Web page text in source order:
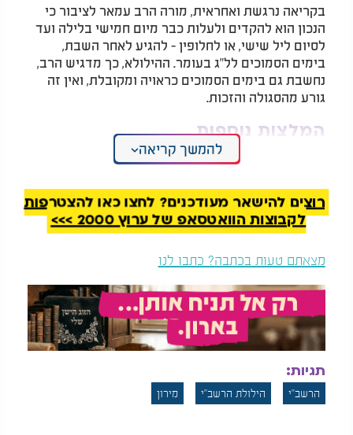
בקריאה נרגשת ואחראית, מורה הרב עמאר לציבור כי
הנכון הוא להקדים ולעלות כבר מיום חמישי בלילה ועד
לסיום ליל שישי, או לחלופין - להגיע לאחר השבת,
בימים הסמוכים לל"ג בעומר. ההילולא, כך מדגיש הרב,
נחשבת גם בימים הסמוכים כראויה ומקובלת, ואין זה
גורע מהסגולה והזכות.
המלצות נוספות
"בשלנו הסער הגדול
הזה" - ראש הישיבה
מזהיר: האחריות היא
על כתפינו
בעקבות הרצח: הראשון
לציון מחזק את ידם של
שלוחי חב"ד בעולם
עוד נקודה חשובה שהודגשה במכתב: בני הישיבות
ואברכי הכוללים השוקדים על התורה אינם צריכים
לבטל מלימודם לצורך ההילולא. הרב עמאר מזכיר את
הוראתו של מרן אביו זצ"ל, שהורה שבני תורה יישארו
לעסוק בתורה הקדושה, ולא יתבטלו גם למטרה נשגבת
זו.
להמשך קריאה
רוצים להישאר מעודכנים? לחצו כאן להצטרפות
לקבוצות הוואטסאפ של ערוץ 2000 >>>
מצאתם טעות בכתבה? כתבו לנו
תגיות:
הרשב"י הילולת הרשב"י מירון